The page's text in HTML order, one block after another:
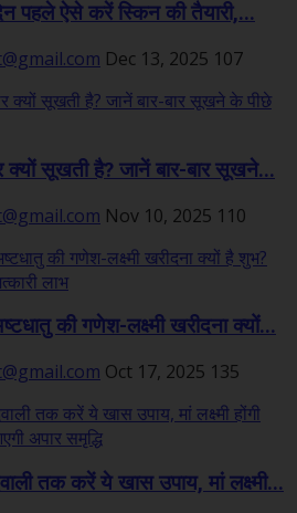
पहले ऐसे करें स्किन की तैयारी,...
Dec 13, 2025 107
क्यों सूखती है? जानें बार-बार सूखने...
Nov 10, 2025 110
की गणेश-लक्ष्मी खरीदना क्यों...
Oct 17, 2025 135
तक करें ये खास उपाय, मां लक्ष्मी...